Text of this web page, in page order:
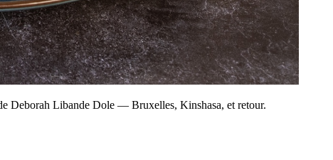
Deborah Libande Dole — Bruxelles, Kinshasa, et retour.